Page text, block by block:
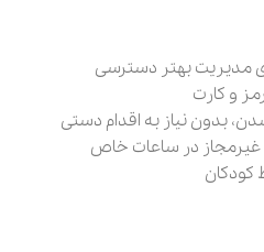
مدیریت بهتر دسترسی
و کارت
بدون نیاز به اقدام دستی
غیرمجاز در ساعات خاص
کودکان